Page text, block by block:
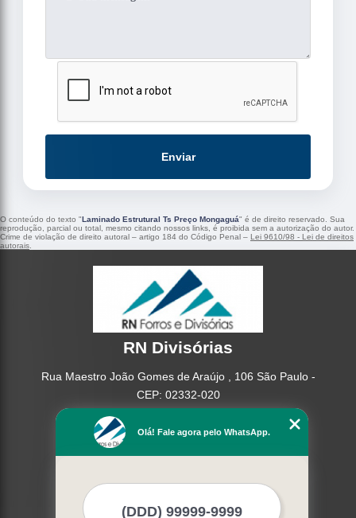
Enviar
O conteúdo do texto "Laminado Estrutural Ts Preço Mongaguá" é de direito reservado. Sua
reprodução, parcial ou total, mesmo citando nossos links, é proibida sem a autorização do autor.
Crime de violação de direito autoral – artigo 184 do Código Penal – Lei 9610/98 - Lei de direitos
autorais
RN Divisórias
Rua Maestro João Gomes de Araújo , 106 São Paulo -
CEP: 02332-020
Missão
Olá! Fale agora pelo WhatsApp.